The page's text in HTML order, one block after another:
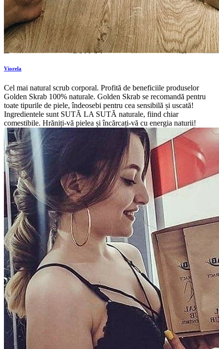
Viorela
Cel mai natural scrub corporal. Profită de beneficiile produselor
Golden Skrab 100% naturale. Golden Skrab se recomandă pentru
toate tipurile de piele, îndeosebi pentru cea sensibilă și uscată!
Ingredientele sunt SUTĂ LA SUTĂ naturale, fiind chiar
comestibile. Hrăniți-vă pielea și încărcați-vă cu energia naturii!